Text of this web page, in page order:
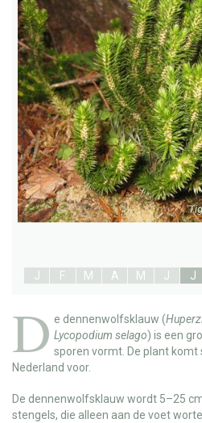
J F M A M J J
D e dennenwolfsklauw (
Lycopodium selago) is een
sporen vormt. De plant komt
Nederland voor.
De dennenwolfsklauw wordt 5–25
stengels, die alleen aan de voet